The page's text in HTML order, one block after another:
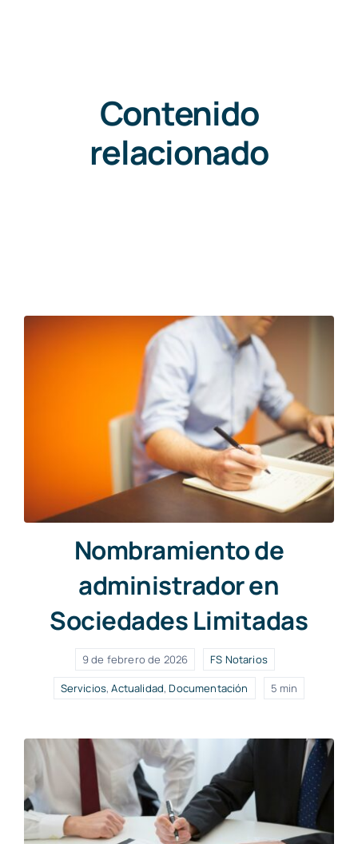
Contenido
relacionado
Nombramiento de
administrador en
Sociedades Limitadas
9 de febrero de 2026
FS Notarios
Servicios,Actualidad,Documentación 5 min